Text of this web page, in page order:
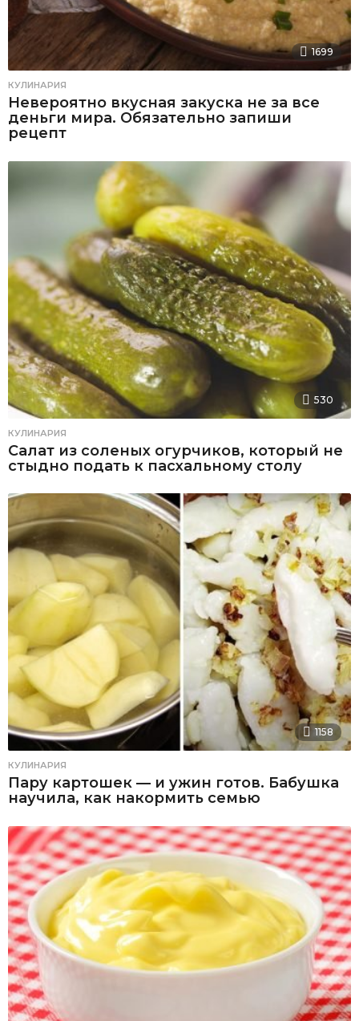
1699
КУЛИНАРИЯ
Невероятно вкусная закуска не за все
деньги мира. Обязательно запиши
рецепт
530
КУЛИНАРИЯ
Салат из соленых огурчиков, который не
стыдно подать к пасхальному столу
1158
КУЛИНАРИЯ
Пару картошек — и ужин готов. Бабушка
научила, как накормить семью